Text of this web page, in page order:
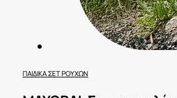
ΠΑΙΔΙΚΆ ΣΕΤ ΡΟΎΧΩΝ